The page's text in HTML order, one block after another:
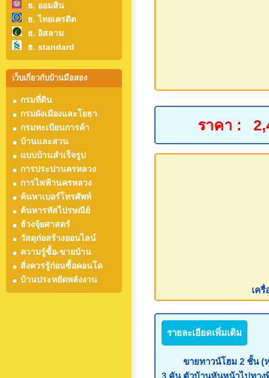
ธ. ออมสิน
ธ. ไทยเครดิต
ธ. อิสลาม
ธ. standard
เว็บเกี่ยวกับบ้านมือสอง
กรมที่ดิน
กรมผังเมืองและโยธา
กรมทะเบียนการค้า
บ้านและสวน
แบบบ้านสำเร็จรูป
การประปานครหลวง
การไฟฟ้านครหลวง
ค้นหาเบอร์โทรศัพท์
ค้นหารหัสไปรษณีย์
ฮ้วงจุ้ยศาสตร์
วัสดุก่อสร้างออนไลน์
ความรู้ซื้อ-ขายบ้าน
สิ่งควรรู้ก่อนซื้อคอนโด
บ้านประหยัดพลังงาน
ราคา :
เค
รายละเอียดเพิ่มเติม
ขายทาวน์โฮม 2 ชั้น (หลั
3 คัน ตัวบ้านหันหน้าไปทา